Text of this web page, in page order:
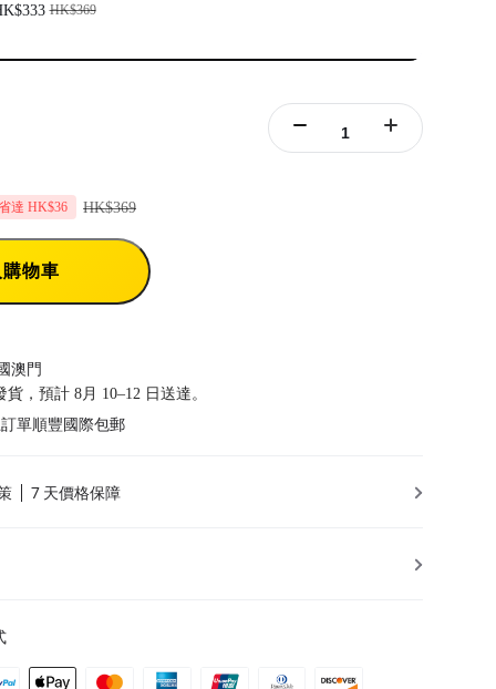
HK$369
達 HK$36 HK$369
物車
澳門
貨，預計 8月 10–12 日送達。
單順豐國際包郵
7 天價格保障